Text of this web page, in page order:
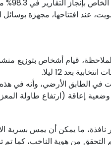
عاين المجلس في 1.9% من مواقع
بعد 12 ليلا.